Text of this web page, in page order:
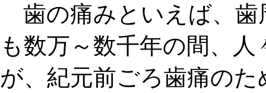
歯の痛みといえば、歯
も数万～数千年の間、
が、紀元前ごろ歯痛の